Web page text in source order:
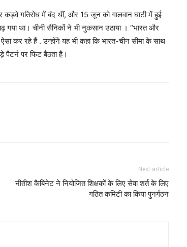
कड़वे गतिरोध में बंद थीं, और 15 जून को गालवान घाटी में हुई
था। चीनी सैनिकों ने भी नुकसान उठाया । “भारत और
कर रहे हैं . उन्होंने यह भी कहा कि भारत-चीन सीमा के साथ
पर फिट बैठता है।
Next article
नीतीश कैबिनेट ने नियोजित शिक्षकों के लिए सेवा शर्त के लिए
गठित कमिटी का किया पुनर्गठन